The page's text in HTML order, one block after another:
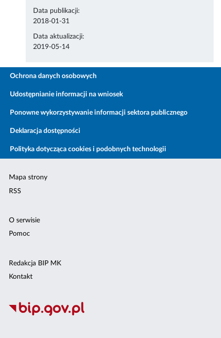
Data publikacji:
2018-01-31
Data aktualizacji:
2019-05-14
Ochrona danych osobowych
Udostępnianie informacji na wniosek
Ponowne wykorzystywanie informacji sektora publicznego
Deklaracja dostępności
Polityka dotycząca cookies i podobnych technologii
Mapa strony
RSS
O serwisie
Pomoc
Redakcja BIP MK
Kontakt